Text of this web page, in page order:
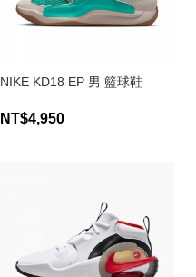
NIKE KD18 EP 男 籃球鞋
NT$4,950